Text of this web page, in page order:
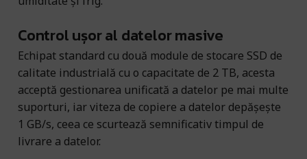
Control ușor al datelor masive
Echipat standard cu două module de stocare SSD de
calitate industrială cu o capacitate de 2 TB, acesta
acceptă gestionarea unificată a datelor pe mai multe
suporturi, iar viteza de copiere a datelor depășește
1 GB/s, ceea ce scurtează semnificativ timpul de
livrare a datelor.